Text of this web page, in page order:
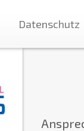
Datenschutz